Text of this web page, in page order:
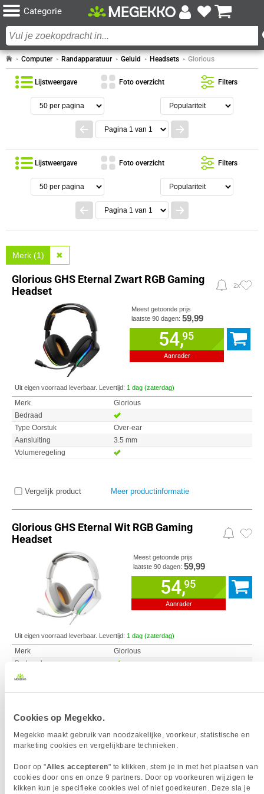
Cookies op Megekko.
Megekko maakt gebruik van noodzakelijke, voorkeur, statistische en
marketing cookies en vergelijkbare technieken.
Door op "Alles accepteren" te klikken, stem je in met het plaatsen van
cookies door ons en onze 9 partners. Door op voorkeuren wijzigen te
kikken kun je specifieke cookies wel of niet goedkeuren. Deze sla je
Categorie
Computer Randapparatuur Geluid Headsets Glorious
Lijstweergave Foto overzicht Filters
Merk (1) ✖
Glorious GHS Eternal Zwart RGB Gaming
Headset
2x
Meest getoonde prijs
laatste 90 dagen: 59,99
54,95
Aanrader
Uit eigen voorraad leverbaar. Levertijd: 1 dag (zaterdag)
Merk
Glorious
Bedraad
Type Oorstuk
Over-ear
Aansluiting
3.5 mm
Volumeregeling
Vergelijk product Meer productinformatie
Glorious GHS Eternal Wit RGB Gaming
Headset
Meest getoonde prijs
laatste 90 dagen: 59,99
54,95
Aanrader
Uit eigen voorraad leverbaar. Levertijd: 1 dag (zaterdag)
Merk
Glorious
Bedraad
Type Oorstuk
Vergelijk product Meer productinformatie
Glorious GHS Eternal Zwart Gaming
Headset
Lijstweergave Foto overzicht Filters